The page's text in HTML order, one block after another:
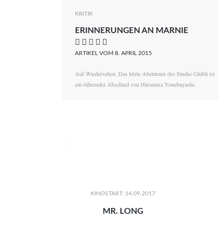
KRITIK
ERINNERUNGEN AN MARNIE
    
ARTIKEL VOM 8. APRIL 2015
Auf Wiedersehen: Das letzte Abenteuer des Studio Ghibli ist
ein rührender Abschied von Hiromasa Yonebayashi.
KINOSTART: 14.09.2017
MR. LONG